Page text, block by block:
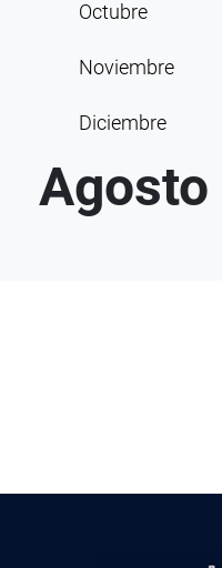
Octubre
Noviembre
Diciembre
Agosto